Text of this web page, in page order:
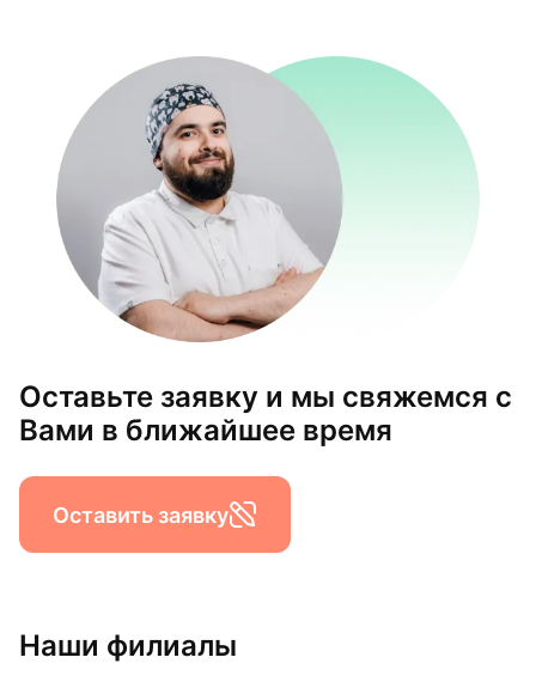
Оставьте заявку и мы свяжемся с
Вами в ближайшее время
Оставить заявку
Наши филиалы